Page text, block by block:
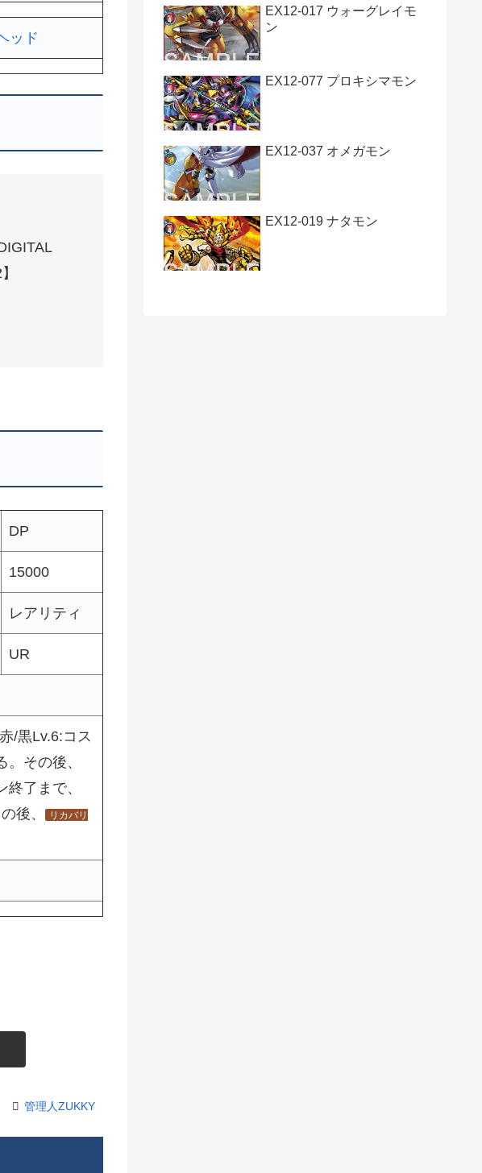
ッド
DP
15000
レアリティ
UR
/黒Lv.6:コス
その後、
了まで、
後、
リカバリ
管理人ZUKKY
EX12-017 ウォーグレイモ
ン
EX12-077 プロキシマモン
EX12-037 オメガモン
EX12-019 ナタモン